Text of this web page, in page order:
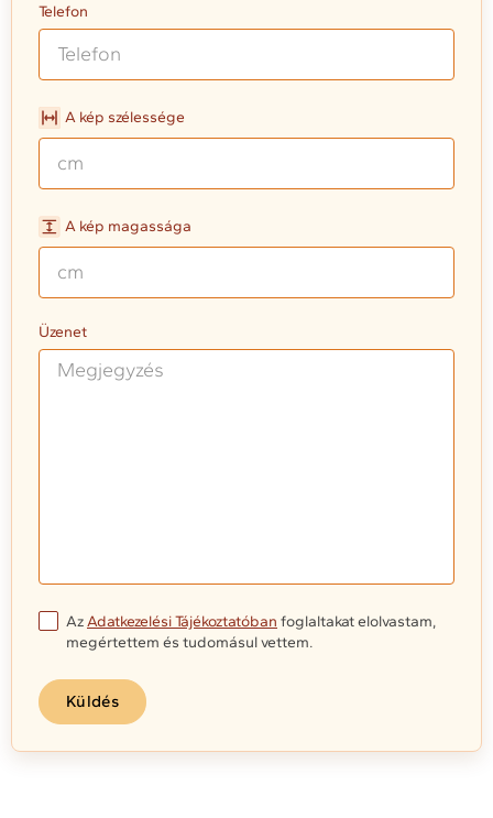
Telefon
A kép szélessége
A kép magassága
Üzenet
AzAdatkezelési Tájékoztatóban foglaltakat elolvastam,
megértettem és tudomásul vettem.
Küldés